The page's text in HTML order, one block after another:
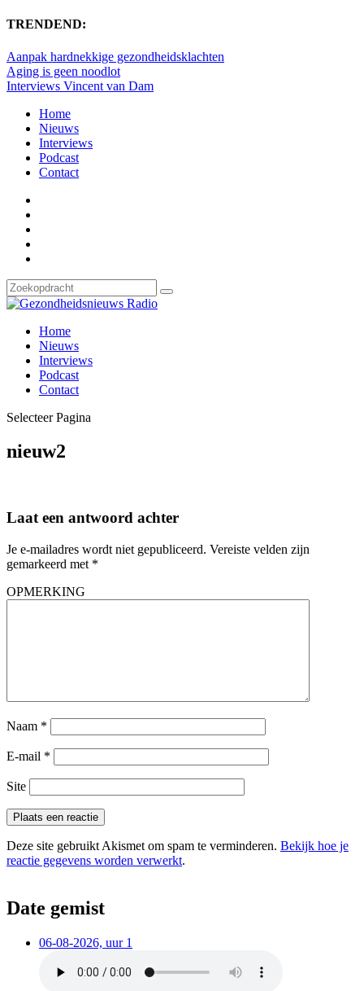
TRENDEND:
Aanpak hardnekkige gezondheidsklachten
Aging is geen noodlot
Interviews Vincent van Dam
Home
Nieuws
Interviews
Podcast
Contact
Home
Nieuws
Interviews
Podcast
Contact
Selecteer Pagina
nieuw2
Laat een antwoord achter
Je e-mailadres wordt niet gepubliceerd. Vereiste velden zijn
gemarkeerd met *
OPMERKING
Naam *
E-mail *
Site
Deze site gebruikt Akismet om spam te verminderen. Bekijk hoe je
reactie gegevens worden verwerkt.
Date gemist
06-08-2026, uur 1